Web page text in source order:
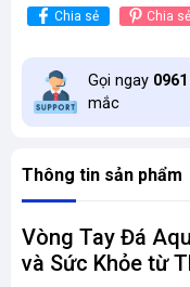
Chia sẻ Chia sẻ
Gọi ngay
mắc
Thông tin sản phẩm
Vòng Tay Đá
và Sức Khỏe từ